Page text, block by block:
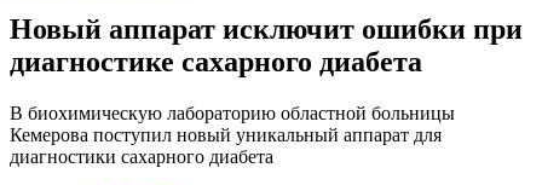
Новый аппарат исключит ошибки при
диагностике сахарного диабета
В биохимическую лабораторию областной больницы
Кемерова поступил новый уникальный аппарат для
диагностики сахарного диабета